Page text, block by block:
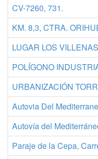
CV-7260, 731.
KM. 8,3, CTRA.
LUGAR LOS
POLÍGONO
URBANIZACIÓN
Autovia Del
Autovía del
Paraje de la Cepa,